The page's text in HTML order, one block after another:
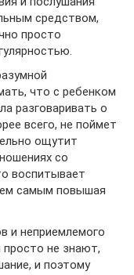
средством,
просто
что с ребенком
разговаривать о
всего, не поймет
ощутит
со
воспитывает
самым повышая
и неприемлемого
просто не знают,
и поэтому